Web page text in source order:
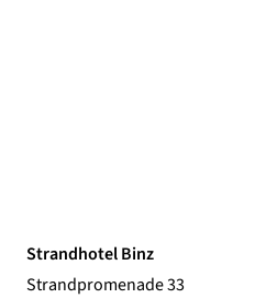
Strandhotel Binz
Strandpromenade 33